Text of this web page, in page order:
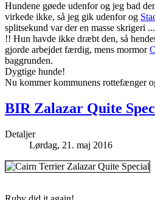
Hundene gøede udenfor og jeg bad
virkede ikke, så jeg gik udenfor og
splitsekund var der en masse skrigeri
!! Hun havde ikke dræbt den, så
gjorde arbejdet færdig, mens mormor
baggrunden.
Dygtige hunde!
Nu kommer kommunens rottefænger
BIR Zalazar Quite
Detaljer
Lørdag, 21. maj 2016